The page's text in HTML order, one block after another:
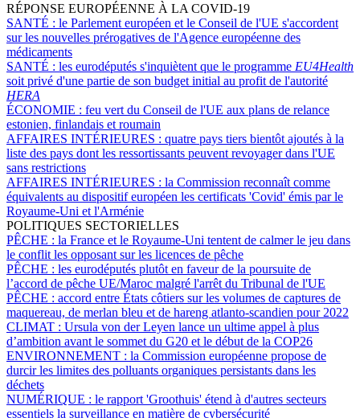
RÉPONSE EUROPÉENNE À LA COVID-19
SANTÉ : le Parlement européen et le Conseil de l'UE s'accordent
sur les nouvelles prérogatives de l'Agence européenne des
médicaments
SANTÉ : les eurodéputés s'inquiètent que le programme EU4Health
soit privé d'une partie de son budget initial au profit de l'autorité
HERA
ÉCONOMIE : feu vert du Conseil de l'UE aux plans de relance
estonien, finlandais et roumain
AFFAIRES INTÉRIEURES : quatre pays tiers bientôt ajoutés à la
liste des pays dont les ressortissants peuvent revoyager dans l'UE
sans restrictions
AFFAIRES INTÉRIEURES : la Commission reconnaît comme
équivalents au dispositif européen les certificats 'Covid' émis par le
Royaume-Uni et l'Arménie
POLITIQUES SECTORIELLES
PÊCHE : la France et le Royaume-Uni tentent de calmer le jeu dans
le conflit les opposant sur les licences de pêche
PÊCHE : les eurodéputés plutôt en faveur de la poursuite de
l’accord de pêche UE/Maroc malgré l'arrêt du Tribunal de l'UE
PÊCHE : accord entre États côtiers sur les volumes de captures de
maquereau, de merlan bleu et de hareng atlanto-scandien pour 2022
CLIMAT : Ursula von der Leyen lance un ultime appel à plus
d’ambition avant le sommet du G20 et le début de la COP26
ENVIRONNEMENT : la Commission européenne propose de
durcir les limites des polluants organiques persistants dans les
déchets
NUMÉRIQUE : le rapport 'Groothuis' étend à d'autres secteurs
essentiels la surveillance en matière de cybersécurité